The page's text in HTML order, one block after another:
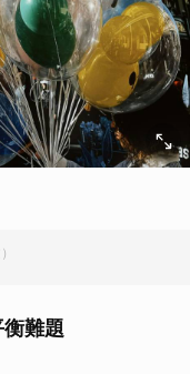
難題